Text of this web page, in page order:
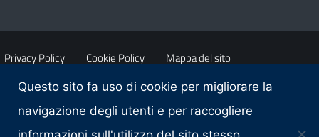
Privacy Policy Cookie Policy Mappa del sito
Accessibilità Dichiarazione di accessibilità
Questo sito fa uso di cookie per migliorare la
navigazione degli utenti e per raccogliere